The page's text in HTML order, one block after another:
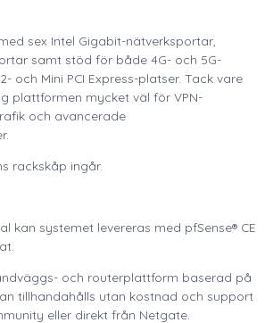
sex Intel Gigabit-nätverksportar,
samt stöd för både 4G- och 5G-
och Mini PCI Express-platser. Tack vare
plattformen mycket väl för VPN-
och avancerade
rackskåp ingår.
kan systemet levereras med pfSense® CE
och routerplattform baserad på
tillhandahålls utan kostnad och support
eller direkt från Netgate.